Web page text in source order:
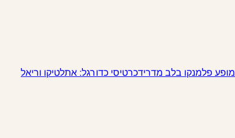
מופע פלמנקו בלב מדרידכרטיסי כדורגל: אתלטיקו וריאל